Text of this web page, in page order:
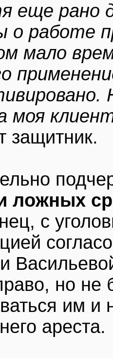
еще рано
о работе
мало
моя
защитник.
ложных
с
но
им и
ареста.